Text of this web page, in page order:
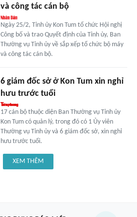
và công tác cán bộ
Ngày 25/2, Tỉnh ủy Kon Tum tổ chức Hội nghị
Công bố và trao Quyết định của Tỉnh ủy, Ban
Thường vụ Tỉnh ủy về sắp xếp tổ chức bộ máy
và công tác cán bộ.
6 giám đốc sở ở Kon Tum xin nghỉ
hưu trước tuổi
17 cán bộ thuộc diện Ban Thường vụ Tỉnh ủy
Kon Tum có quản lý, trong đó có 1 Ủy viên
Thường vụ Tỉnh ủy và 6 giám đốc sở, xin nghỉ
hưu trước tuổi.
XEM THÊM